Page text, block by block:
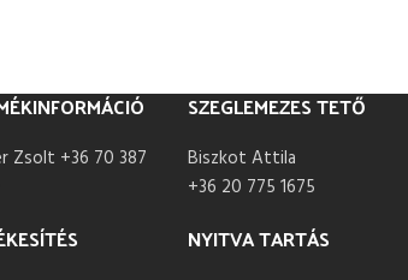
Zsolt +36 70 387
SZEGLEMEZES TETŐ
Biszkot Attila
+36 20 775 1675
NYITVA TARTÁS